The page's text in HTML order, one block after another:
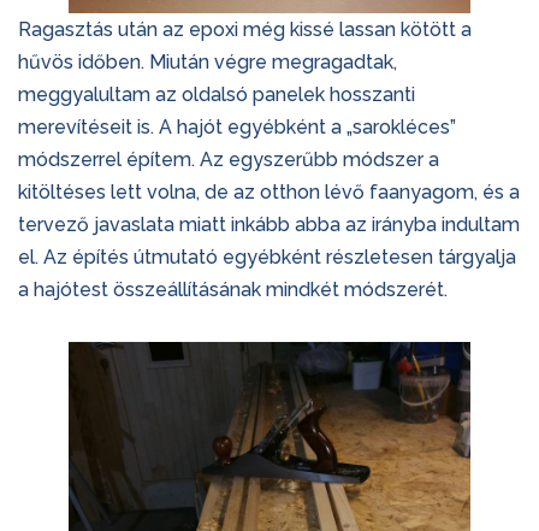
Ragasztás után az epoxi még kissé lassan kötött a
hűvös időben. Miután végre megragadtak,
meggyalultam az oldalsó panelek hosszanti
merevítéseit is. A hajót egyébként a „sarokléces”
módszerrel építem. Az egyszerűbb módszer a
kitöltéses lett volna, de az otthon lévő faanyagom, és a
tervező javaslata miatt inkább abba az irányba indultam
el. Az építés útmutató egyébként részletesen tárgyalja
a hajótest összeállításának mindkét módszerét.